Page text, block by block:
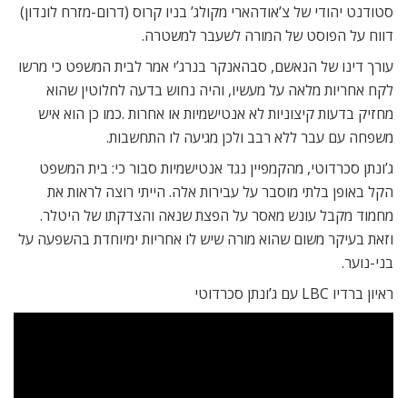
סטודנט יהודי של צ’אודהארי מקולג’ בניו קרוס (דרום-מזרח לונדון)
דווח על הפוסט של המורה לשעבר למשטרה.
עורך דינו של הנאשם, סבהאנקר בנרג’י אמר לבית המשפט כי מרשו
לקח אחריות מלאה על מעשיו, והיה נחוש בדעה לחלוטין שהוא
מחזיק בדעות קיצוניות לא אנטישמיות או אחרות .כמו כן הוא איש
משפחה עם עבר ללא רבב ולכן מגיעה לו התחשבות.
ג’ונתן סכרדוטי, מהקמפיין נגד אנטישמיות סבור כי: בית המשפט
הקל באופן בלתי מוסבר על עבירות אלה. הייתי רוצה לראות את
מחמוד מקבל עונש מאסר על הפצת שנאה והצדקתו של היטלר.
וזאת בעיקר משום שהוא מורה שיש לו אחריות ימיוחדת בהשפעה על
בני-נוער.
ראיון ברדיו LBC עם ג’ונתן סכרדוטי